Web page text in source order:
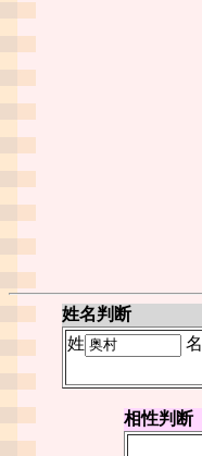
姓名判断
姓
名
相性判断